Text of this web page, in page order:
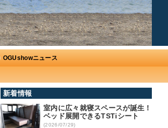
OGUshowニュース
新着情報
室内に広々就寝スペースが誕生！
ベッド展開できるTSTiシート
(2026/07/29)